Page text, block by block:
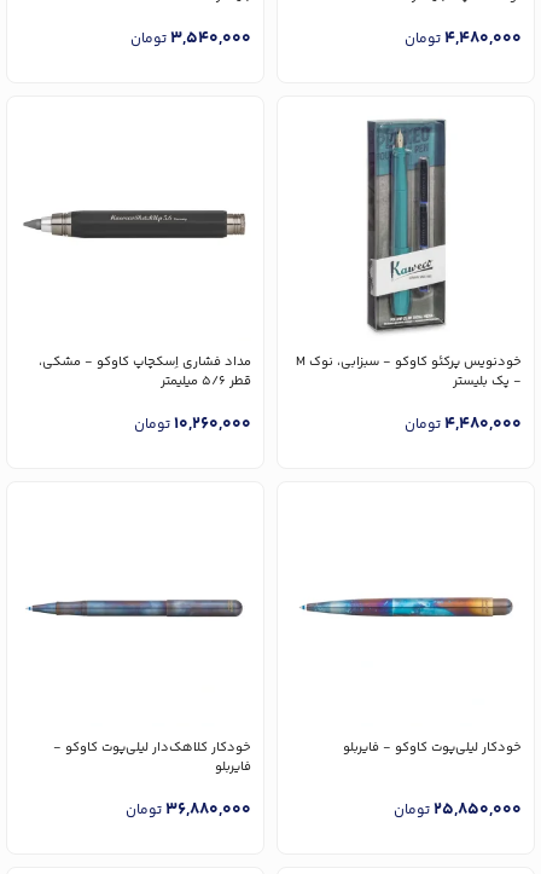
4,480,000تومان 3,540,000تومان
خودنویس پرکئو کاوکو - سبزابی، نوک M
- پک بلیستر
4,480,000تومان
مداد فشاری اِسکچاپ کاوکو - مشکی،
قطر 5/6 میلیمتر
10,260,000تومان
خودکار لیلی‌پوت کاوکو - فایربلو
25,850,000تومان
خودکار کلاهک‌دار لیلی‌پوت کاوکو -
فایربلو
36,880,000تومان